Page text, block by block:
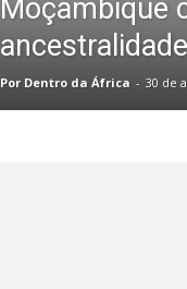
Moçambique
ancestralidade
Por Dentro da África - 30 de